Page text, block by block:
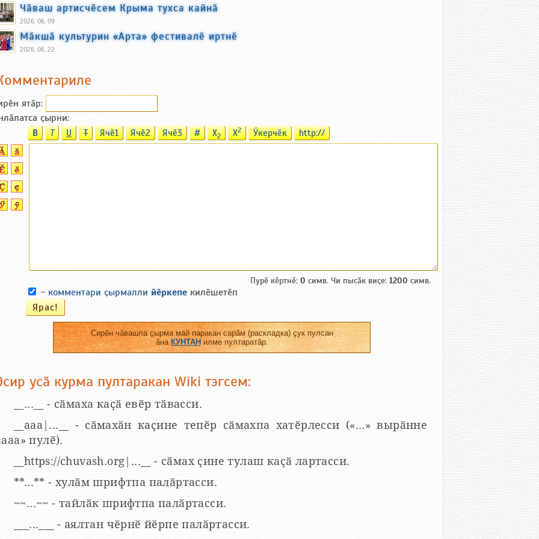
Чӑваш артисчӗсем Крыма тухса кайнӑ
2026, 06, 09
Мӑкшӑ культурин «Арта» фестивалӗ иртнӗ
2026, 06, 22
ятӑp:
ҫырни:
B T U T Ячӗ1 Ячӗ2 Ячӗ3 # X2 X2 Ӳкерчӗк http://
Пурӗ кӗртнӗ: 0 симв. Чи пысӑк виҫе: 1200 симв.
- комментари ҫырмалли йӗркепе килӗшетӗп
Сирӗн чӑвашла ҫырма май паракан сарӑм (раскладка) ҫук пулсан
ӑнаКУНТАНилме пултаратӑр.
усӑ курма пултаракан Wiki тэгсем:
__...__ - сӑмаха каҫӑ евӗр тӑвасси.
__aaa|...__ - сӑмахӑн каҫине тепӗр сӑмахпа хатӗрлесси («...» вырӑнне
пулӗ).
__https://chuvash.org|...__ - сӑмах ҫине тулаш каҫӑ лартасси.
**...** - хулӑм шрифтпа палӑртасси.
~~...~~ - тайлӑк шрифтпа палӑртасси.
___...___ - аялтан чӗрнӗ йӗрпе палӑртасси.